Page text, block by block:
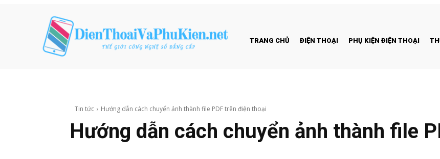
TRANG CHỦ ĐIỆN THOẠI PHỤ KIỆN ĐIỆN THOẠI
Tin tức Hướng dẫn cách chuyển ảnh thành file PDF trên điện thoại
Hướng dẫn cách chuyển ảnh thành file